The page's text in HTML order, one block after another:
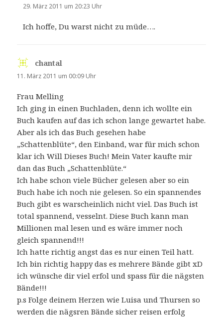
29. März 2011 um 20:23 Uhr
Ich hoffe, Du warst nicht zu müde….
chantal
11. März 2011 um 00:09 Uhr
Frau Melling
Ich ging in einen Buchladen, denn ich wollte ein
Buch kaufen auf das ich schon lange gewartet habe.
Aber als ich das Buch gesehen habe
„Schattenblüte“, den Einband, war für mich schon
klar ich Will Dieses Buch! Mein Vater kaufte mir
dan das Buch „Schattenblüte.“
Ich habe schon viele Bücher gelesen aber so ein
Buch habe ich noch nie gelesen. So ein spannendes
Buch gibt es warscheinlich nicht viel. Das Buch ist
total spannend, vesselnt. Diese Buch kann man
Millionen mal lesen und es wäre immer noch
gleich spannend!!!
Ich hatte richtig angst das es nur einen Teil hatt.
Ich bin richtig happy das es mehrere Bände gibt xD
ich wünsche dir viel erfol und spass für die nägsten
Bände!!!
p.s Folge deinem Herzen wie Luisa und Thursen so
werden die nägsren Bände sicher reisen erfolg